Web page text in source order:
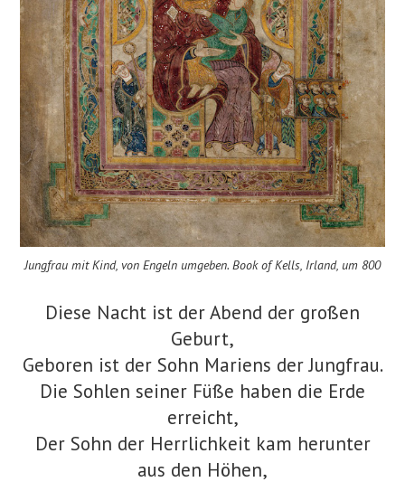
Jungfrau mit Kind, von Engeln umgeben. Book of Kells, Irland, um 800
Diese Nacht ist der Abend der großen
Geburt,
Geboren ist der Sohn Mariens der Jungfrau.
Die Sohlen seiner Füße haben die Erde
erreicht,
Der Sohn der Herrlichkeit kam herunter
aus den Höhen,